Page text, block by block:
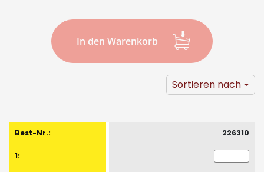
In den Warenkorb
Sortieren nach
Gruppiert
Produkte
Artikel
226310